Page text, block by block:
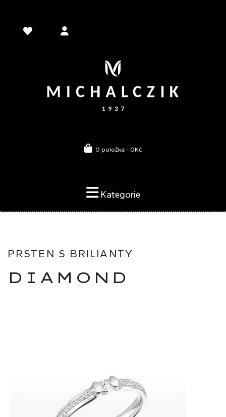
0 položka - 0Kč
Kategorie
PRSTEN S BRILIANTY
DIAMOND